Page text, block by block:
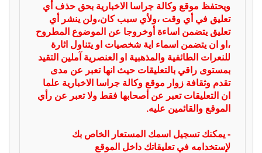
ويحتفظ موقع وكالة جراسا الاخبارية بحق حذف أي
تعليق في أي وقت ،ولأي سبب كان،ولن ينشر أي
تعليق يتضمن اساءة أوخروجا عن الموضوع المطروح
،او ان يتضمن اسماء اية شخصيات او يتناول اثارة
للنعرات الطائفية والمذهبية او العنصرية آملين التقيد
بمستوى راقي بالتعليقات حيث انها تعبر عن مدى
تقدم وثقافة زوار موقع وكالة جراسا الاخبارية علما
ان التعليقات تعبر عن أصحابها فقط ولا تعبر عن رأي
الموقع والقائمين عليه.
- يمكنك تسجيل اسمك المستعار الخاص بك
لإستخدامه في تعليقاتك داخل الموقع